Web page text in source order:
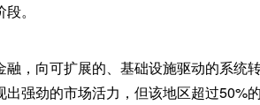
。
，向可扩展的、基础设施驱动的系统
强劲的市场活力，但该地区超过50%